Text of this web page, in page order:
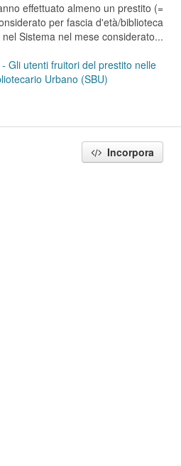
effettuato almeno un prestito (=
per fascia d'età/biblioteca
Sistema nel mese considerato...
Gli utenti fruitori del prestito nelle
Urbano (SBU)
Incorpora